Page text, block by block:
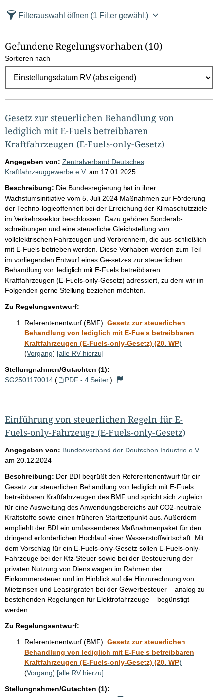
z
l
E
g
e
b
n
i
s
s
e
p
r
o
S
e
i
t
e
Filterauswahl öffnen (1 Filter gewählt)
Gefundene Regelungsvorhaben (10)
Sortieren nach
Gesetz zur steuerlichen Behandlung von
lediglich mit E-Fuels betreibbaren
Kraftfahrzeugen (E-Fuels-only-Gesetz)
Angegeben von: Zentralverband Deutsches
Kraftfahrzeuggewerbe e.V. am 17.01.2025
Beschreibung: Die Bundesregierung hat in ihrer
Wachstumsinitiative vom 5. Juli 2024 Maßnahmen zur Förderung
der Techno-logieoffenheit bei der Erreichung der Klimaschutzziele
im Verkehrssektor beschlossen. Dazu gehören Sonderab-
schreibungen und eine steuerliche Gleichstellung von
vollelektrischen Fahrzeugen und Verbrennern, die aus-schließlich
mit E-Fuels betrieben werden. Diese Vorhaben werden zum Teil
im vorliegenden Entwurf eines Ge-setzes zur steuerlichen
Behandlung von lediglich mit E-Fuels betreibbaren
Kraftfahrzeugen (E-Fuels-only-Gesetz) adressiert, zu dem wir im
Folgenden gerne Stellung beziehen möchten.
Zu Regelungsentwurf:
Referentenentwurf (BMF): Gesetz zur steuerlichen
Behandlung von lediglich mit E-Fuels betreibbaren
Kraftfahrzeugen (E-Fuels-only-Gesetz) (20. WP)
(Vorgang) [alle RV hierzu]
Stellungnahmen/Gutachten (1):
SG2501170014 ( PDF - 4 Seiten)
Einführung von steuerlichen Regeln für E-
Fuels-only-Fahrzeuge (E-Fuels-only-Gesetz)
Angegeben von: Bundesverband der Deutschen Industrie e.V.
am 20.12.2024
Beschreibung: Der BDI begrüßt den Referentenentwurf für ein
Gesetz zur steuerlichen Behandlung von lediglich mit E-Fuels
betreibbaren Kraftfahrzeugen des BMF und spricht sich zugleich
für eine Ausweitung des Anwendungsbereichs auf CO2-neutrale
Kraftstoffe sowie einen früheren Startzeitpunkt aus. Außerdem
empfiehlt der BDI ein umfassenderes Maßnahmenpaket für den
dringend erforderlichen Hochlauf einer Wasserstoffwirtschaft. Mit
dem Vorschlag für ein E-Fuels-only-Gesetz sollen E-Fuels-only-
Fahrzeuge bei der Kfz-Steuer sowie bei der Besteuerung der
privaten Nutzung von Dienstwagen im Rahmen der
Einkommensteuer und im Hinblick auf die Hinzurechnung von
Mietzinsen und Leasingraten bei der Gewerbesteuer – analog zu
bestehenden Regelungen für Elektrofahrzeuge – begünstigt
werden.
Zu Regelungsentwurf:
Referentenentwurf (BMF): Gesetz zur steuerlichen
Behandlung von lediglich mit E-Fuels betreibbaren
Kraftfahrzeugen (E-Fuels-only-Gesetz) (20. WP)
(Vorgang) [alle RV hierzu]
Stellungnahmen/Gutachten (1):